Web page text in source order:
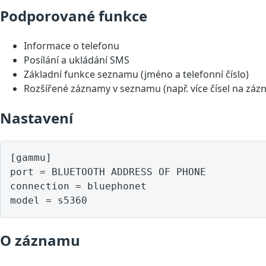
Podporované funkce
Informace o telefonu
Posílání a ukládání SMS
Základní funkce seznamu (jméno a telefonní číslo)
Rozšířené záznamy v seznamu (např. více čísel na
Nastavení
[gammu]
port = BLUETOOTH ADDRESS OF PHONE
connection = bluephonet
model = s5360
O záznamu